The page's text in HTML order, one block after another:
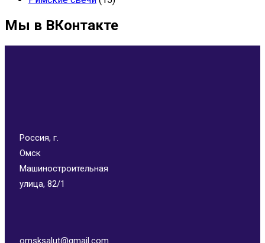
Мы в ВКонтакте
Россия, г.
Омск
Машиностроительная
улица, 82/1
omsksalut@gmail.com